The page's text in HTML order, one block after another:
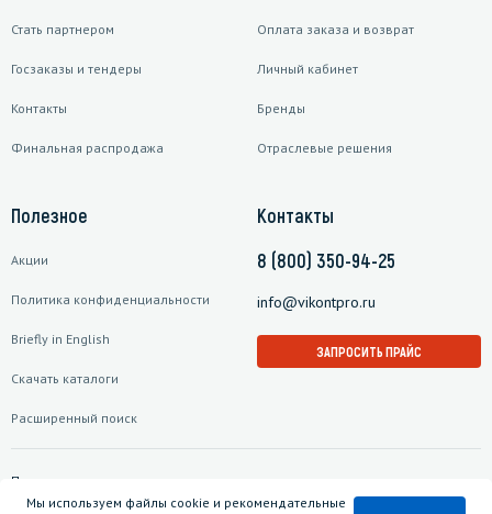
Стать партнером
Госзаказы и тендеры
Контакты
Финальная распродажа
Оплата заказа и возврат
Личный кабинет
Бренды
Отраслевые решения
Полезное
Акции
Политика конфиденциальности
Briefly in English
Скачать каталоги
Расширенный поиск
Контакты
8 (800) 350-94-25
info@vikontpro.ru
ЗАПРОСИТЬ ПРАЙС
Подписаться на рассылку
Мы используем файлы cookie и рекомендательные